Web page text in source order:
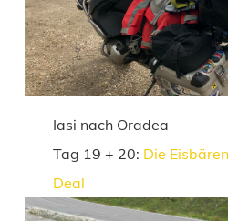
Iasi nach Oradea
Tag 19 + 20: Die
Deal